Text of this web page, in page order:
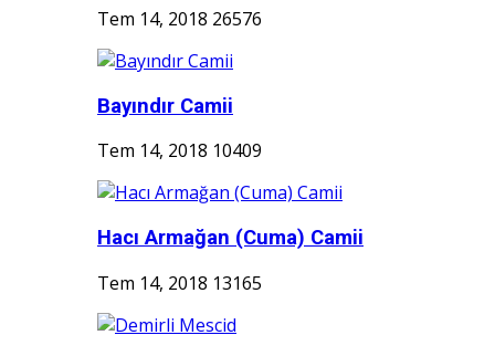
Tem 14, 2018 26576
Bayındır Camii
Tem 14, 2018 10409
Hacı Armağan (Cuma) Camii
Tem 14, 2018 13165